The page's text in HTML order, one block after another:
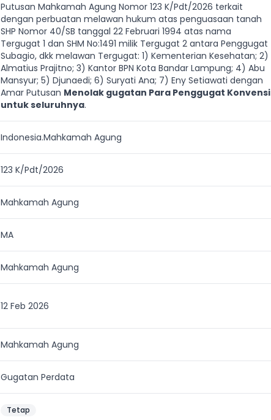
Putusan Mahkamah Agung Nomor 123 K/Pdt/2026 terkait
dengan perbuatan melawan hukum atas penguasaan tanah
SHP Nomor 40/SB tanggal 22 Februari 1994 atas nama
Tergugat 1 dan SHM No:1491 milik Tergugat 2 antara Penggugat
Subagio, dkk melawan Tergugat: 1) Kementerian Kesehatan; 2)
Almatius Prajitno; 3) Kantor BPN Kota Bandar Lampung; 4) Abu
Mansyur; 5) Djunaedi; 6) Suryati Ana; 7) Eny Setiawati dengan
Amar Putusan Menolak gugatan Para Penggugat Konvensi
untuk seluruhnya.
Indonesia.Mahkamah Agung
123 K/Pdt/2026
Mahkamah Agung
MA
Mahkamah Agung
12 Feb 2026
Mahkamah Agung
Gugatan Perdata
Tetap